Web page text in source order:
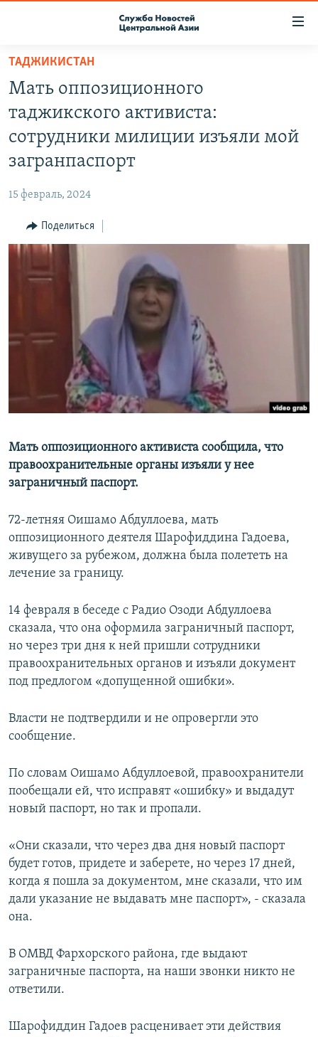
Вернуться
основному
содержанию
главной
Вернутся
поиску
МИГРАНТ МЕДИА
ТАДЖИКИСТАН
Мать оппозиционного
таджикского активиста:
сотрудники милиции изъяли мой
загранпаспорт
15 февраль, 2024
Поделиться
Мать оппозиционного активиста сообщила, что
правоохранительные органы изъяли у нее
заграничный паспорт.
72-летняя Оишамо Абдуллоева, мать
оппозиционного деятеля Шарофиддина Гадоева,
живущего за рубежом, должна была полететь на
лечение за границу.
14 февраля в беседе с Радио Озоди Абдуллоева
сказала, что она оформила заграничный паспорт,
но через три дня к ней пришли сотрудники
правоохранительных органов и изъяли документ
под предлогом «допущенной ошибки».
Власти не подтвердили и не опровергли это
сообщение.
По словам Оишамо Абдуллоевой, правоохранители
пообещали ей, что исправят «ошибку» и выдадут
новый паспорт, но так и пропали.
«Они сказали, что через два дня новый паспорт
будет готов, придете и заберете, но через 17 дней,
когда я пошла за документом, мне сказали, что им
дали указание не выдавать мне паспорт», - сказала
она.
В ОМВД Фархорского района, где выдают
заграничные паспорта, на наши звонки никто не
ответили.
Шарофиддин Гадоев расценивает эти действия